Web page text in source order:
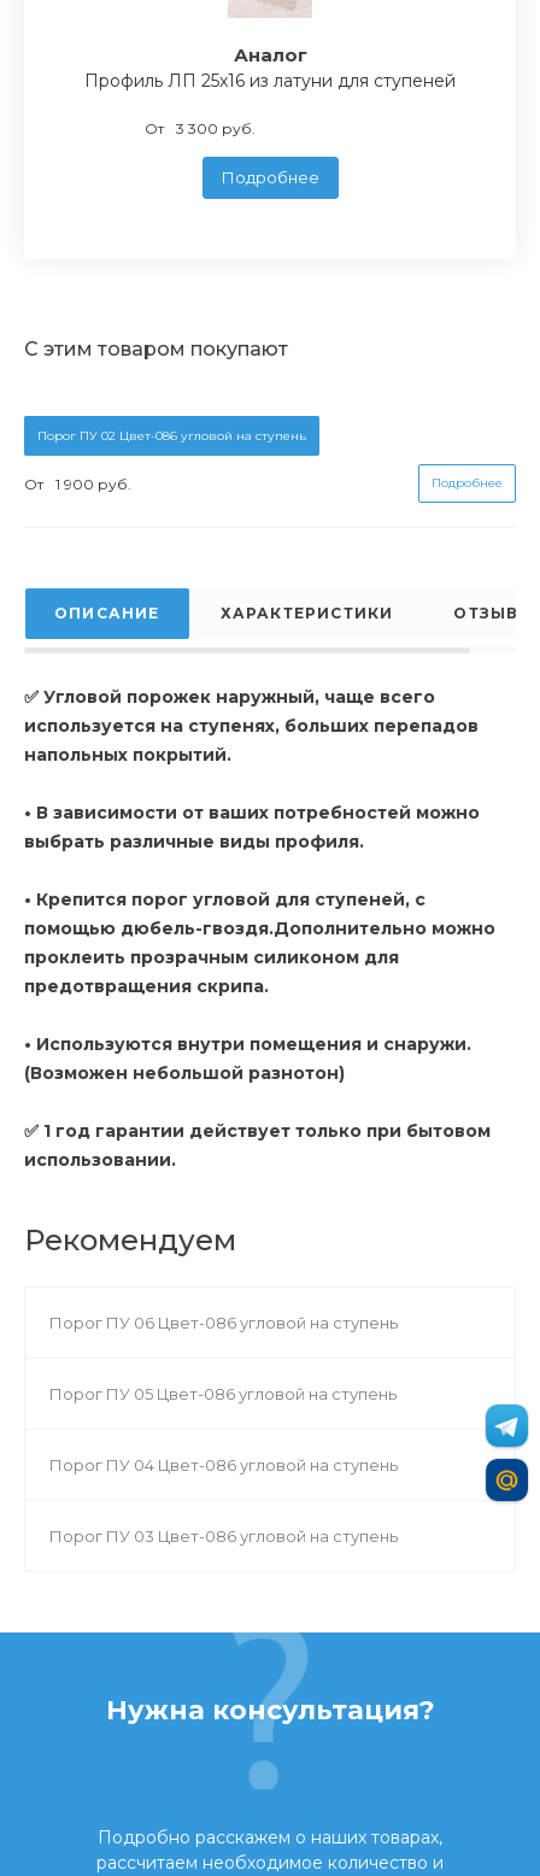
Аналог
Профиль ЛП 25x16 из латуни для ступеней
От 3 300 руб.
Подробнее
С этим товаром покупают
Порог ПУ 02 Цвет-086 угловой на ступень
От 1 900 руб. Подробнее
ОПИСАНИЕ ХАРАКТЕРИСТИКИ ОТЗЫВЫ
✅ Угловой порожек наружный, чаще всего
используется на ступенях, больших перепадов
напольных покрытий.
• В зависимости от ваших потребностей можно
выбрать различные виды профиля.
• Крепится порог угловой для ступеней, с
помощью дюбель-гвоздя.Дополнительно можно
проклеить прозрачным силиконом для
предотвращения скрипа.
• Используются внутри помещения и снаружи.
(Возможен небольшой разнотон)
✅ 1 год гарантии действует только при бытовом
использовании.
Рекомендуем
Порог ПУ 06 Цвет-086 угловой на ступень
Порог ПУ 05 Цвет-086 угловой на ступень
Порог ПУ 04 Цвет-086 угловой на ступень
Порог ПУ 03 Цвет-086 угловой на ступень
Нужна консультация?
Подробно расскажем о наших товарах,
рассчитаем необходимое количество и